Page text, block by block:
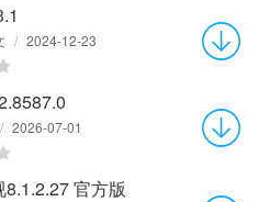
/ 2024-12-23
/ 2026-07-01
官方版